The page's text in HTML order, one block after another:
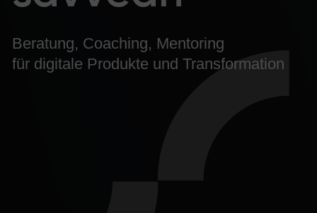
Angebot
Beratung, Coaching, Mentoring
für digitale Produkte und Transformation